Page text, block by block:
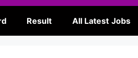
Result All Latest Jobs